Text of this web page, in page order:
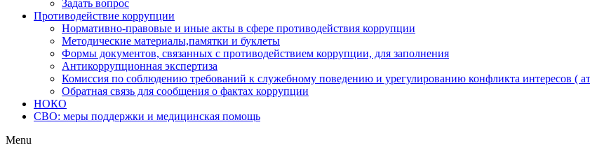
Задать вопрос
Противодействие коррупции
Нормативно-правовые и иные акты в сфере противодействия коррупции
Методические материалы,памятки и буклеты
Формы документов, связанных с противодействием коррупции, для заполнения
Антикоррупционная экспертиза
Комиссия по соблюдению требований к служебному поведению и урегулированию конфликта интересов (
Обратная связь для сообщения о фактах коррупции
НОКО
СВО: меры поддержки и медицинская помощь
Menu